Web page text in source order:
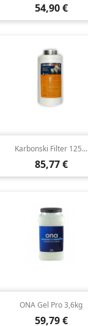
Cena
54,90 €
Karbonski Filter 125...
Cena
85,77 €
ONA Gel Pro 3,6kg
Cena
59,79 €